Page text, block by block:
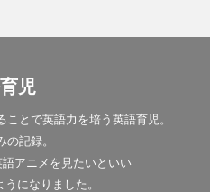
児
とで英語力を培う英語育児。
記録。
アニメを見たいといい
になりました。